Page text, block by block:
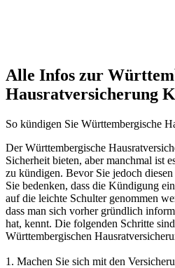
Alle Infos zur
Hausratversicherung
So kündigen Sie Württembergische
Der Württembergische
Sicherheit bieten, aber manchmal ist
zu kündigen. Bevor Sie jedoch
Sie bedenken, dass die Kündigung
auf die leichte Schulter genommen
dass man sich vorher gründlich
hat, kennt. Die folgenden Schritte
Württembergischen
1. Machen Sie sich mit den